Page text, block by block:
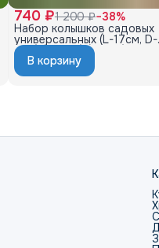
740 ₽1 200 ₽−38%
Набор колышков садовых
универсальных (L-17см, D-
4см) (100шт) (серый)
В корзину